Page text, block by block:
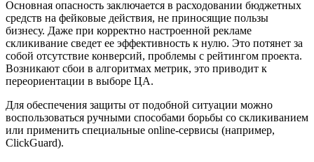
Основная опасность заключается в расходовании бюджетных
средств на фейковые действия, не приносящие пользы
бизнесу. Даже при корректно настроенной рекламе
скликивание сведет ее эффективность к нулю. Это потянет за
собой отсутствие конверсий, проблемы с рейтингом проекта.
Возникают сбои в алгоритмах метрик, это приводит к
переориентации в выборе ЦА.
Для обеспечения защиты от подобной ситуации можно
воспользоваться ручными способами борьбы со скликиванием
или применить специальные online-сервисы (например,
ClickGuard).